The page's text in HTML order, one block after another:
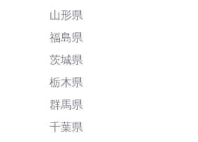
山形県
福島県
茨城県
栃木県
群馬県
千葉県